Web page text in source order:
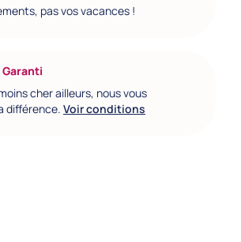
pas vos vacances !
cher ailleurs, nous vous
différence. Voir conditions